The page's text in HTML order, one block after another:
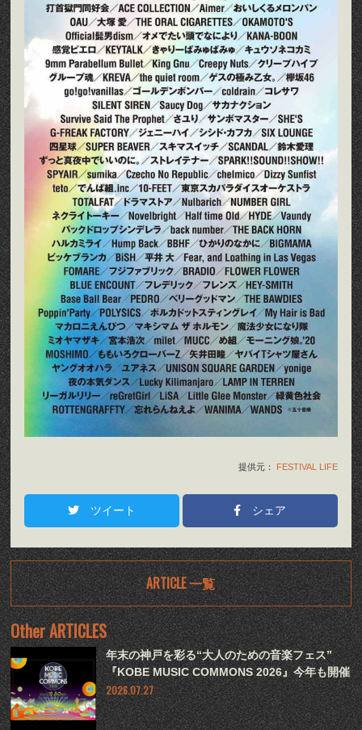
提供元： FESTIVAL LIFE
ツイート シェア
ARTICLE 一覧
Other ARTICLES
年末の神戸を彩る“大人のための音楽フェス”
『KOBE MUSIC COMMONS 2026』今年も開催
2026.07.27